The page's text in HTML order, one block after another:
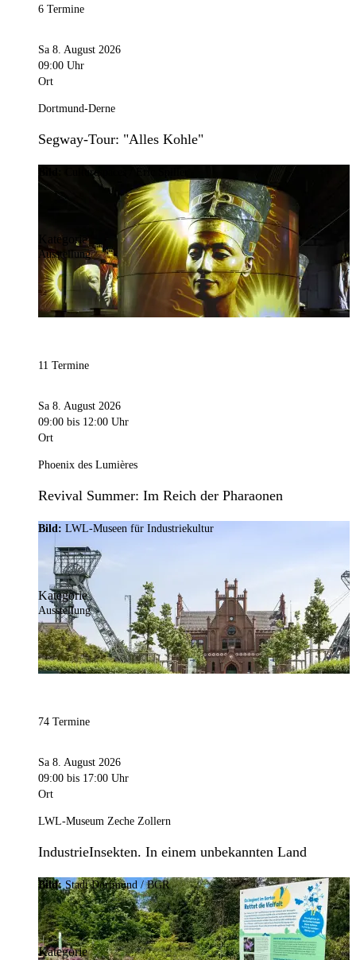
6 Termine
Sa 8. August 2026
09:00 Uhr
Ort
Dortmund-Derne
Segway-Tour: "Alles Kohle"
Culturespaces / Eric Spiller
Kategorie
Ausstellung
11 Termine
Sa 8. August 2026
09:00 bis 12:00 Uhr
Ort
Phoenix des Lumières
Revival Summer: Im Reich der Pharaonen
Bild: LWL-Museen für Industriekultur
Kategorie
Ausstellung
74 Termine
Sa 8. August 2026
09:00 bis 17:00 Uhr
Ort
LWL-Museum Zeche Zollern
IndustrieInsekten. In einem unbekannten Land
Bild: Stadt Dortmund / BGR
Kategorie